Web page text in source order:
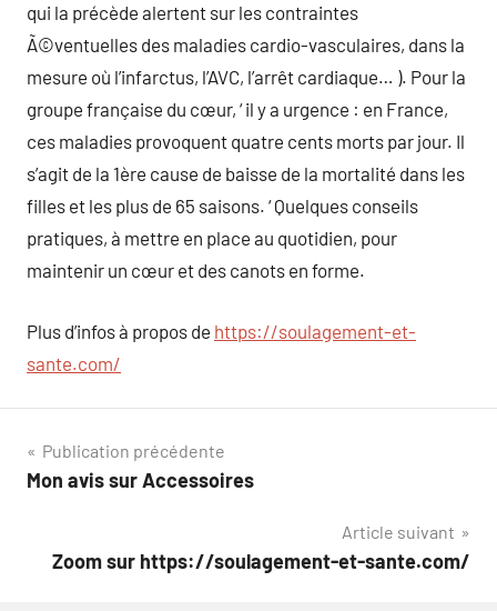
qui la précède alertent sur les contraintes
Ã©ventuelles des maladies cardio-vasculaires, dans la
mesure où l’infarctus, l’AVC, l’arrêt cardiaque… ). Pour la
groupe française du cœur, ‘ il y a urgence : en France,
ces maladies provoquent quatre cents morts par jour. Il
s’agit de la 1ère cause de baisse de la mortalité dans les
filles et les plus de 65 saisons. ‘ Quelques conseils
pratiques, à mettre en place au quotidien, pour
maintenir un cœur et des canots en forme.
Plus d’infos à propos de https://soulagement-et-
sante.com/
Navigation
de
Publication précédente
Mon avis sur Accessoires
Article suivant
Zoom sur https://soulagement-et-sante.com/